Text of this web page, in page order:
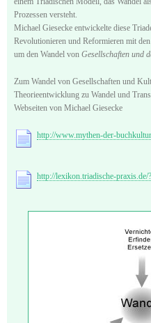
Prozessen versteht.
Michael Giesecke entwickelte diese
Revolutionieren und Reformieren mit
um den Wandel von Gesellschaften und
Zum Wandel von Gesellschaften und
Theorieentwicklung zu Wandel und
Webseiten von Michael Giesecke
http://www.mythen-der-
http://lexikon.triadische-